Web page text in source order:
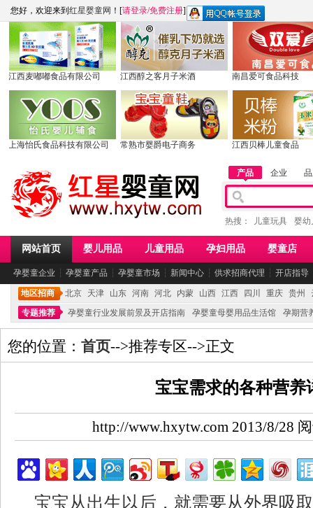
您好，欢迎来到 红星婴童网 ！[请登录/免费注册]
江西麦嘟嘟食品有限公司 江西醇之客月子米酒 南昌爱可食品科技
上海怡氏食品科技有限公司 常熟市婴爵电子商务 江西贝棒儿童食品
产品 企业
热搜： 儿童玩具 婴幼
网站首页 婴儿用品 儿童用品 孕妇用品 婴童店
孕婴童企业 ┆ 孕婴童产品 ┆ 孕婴童市场 ┆ 新闻中心 ┆ 供求招商代理 ┆ 开店指导
地区招商 北京 天津 山东 河南 河北 内蒙 山西 江西 四川 重庆 贵州
专题推荐
孕婴童行业发展前景及开店指南 孕婴童母婴用品生活馆 孕期营
您的位置： 首页-->推荐专区-->正文
宝宝需求的各种营养
http://www.hxytw.com 2013/8/28
宝宝从出生以后，就需要从外界吸